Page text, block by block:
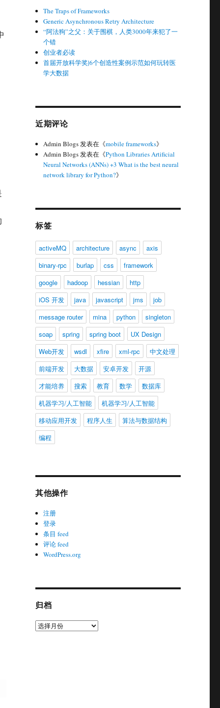
The Traps of Frameworks
Generic Asynchronous Retry Architecture
“阿法狗”之父：关于围棋，人类3000年来犯了一
个错
创业者必读
首届开放科学奖|6个创造性案例示范如何玩转医
学大数据
近期评论
Admin Blogs发表在《mobile frameworks》
Admin Blogs发表在《Python Libraries Artificial
Neural Networks (ANNs) +3 What is the best neural
network library for Python?》
标签
activeMQ architecture async
axis
binary-rpc
burlap css
framework
google
hadoop hessian
http
iOS 开发
java javascript jms
job
message router
mina python
singleton
soap
spring spring boot
UX Design
Web开发
wsdl xfire xml-rpc
中文处理
前端开发
大数据 安卓开发
开源
才能培养
搜索 教育 数学
数据库
机器学习/人工智能
机器学习/人工智能
移动应用开发
程序人生
算法与数据结构
编程
其他操作
注册
登录
条目 feed
评论 feed
WordPress.org
归档
归